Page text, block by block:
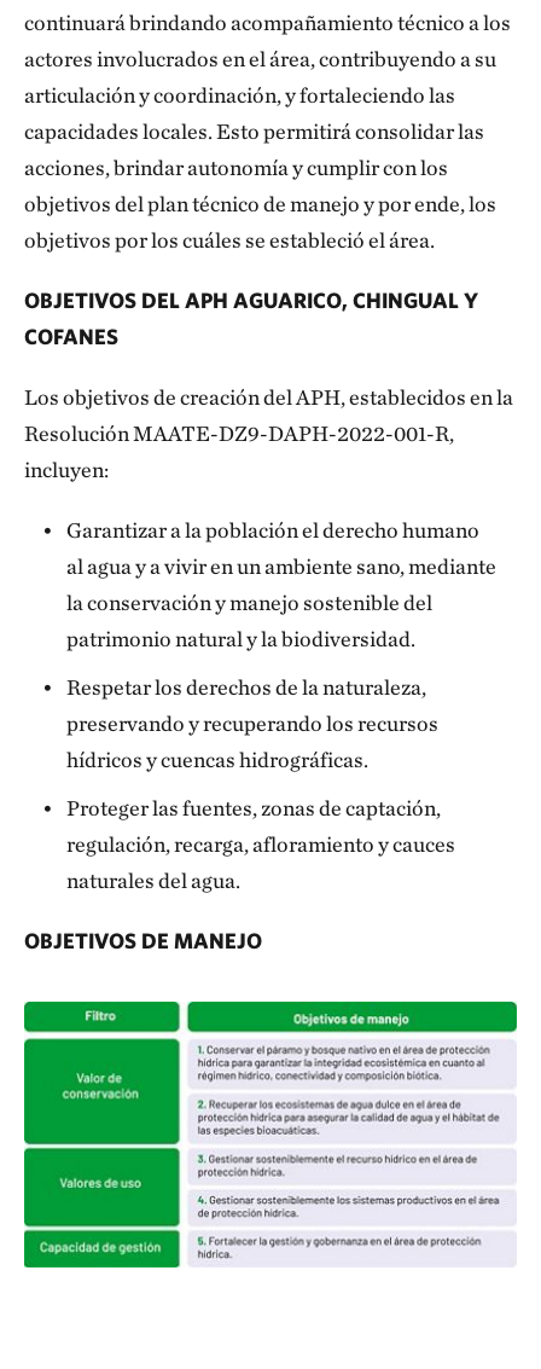
continuará brindando acompañamiento técnico a los
actores involucrados en el área, contribuyendo a su
articulación y coordinación, y fortaleciendo las
capacidades locales. Esto permitirá consolidar las
acciones, brindar autonomía y cumplir con los
objetivos del plan técnico de manejo y por ende, los
objetivos por los cuáles se estableció el área.
OBJETIVOS DEL APH AGUARICO, CHINGUAL Y
COFANES
Los objetivos de creación del APH, establecidos en la
Resolución MAATE-DZ9-DAPH-2022-001-R,
incluyen:
Garantizar a la población el derecho humano
al agua y a vivir en un ambiente sano, mediante
la conservación y manejo sostenible del
patrimonio natural y la biodiversidad.
Respetar los derechos de la naturaleza,
preservando y recuperando los recursos
hídricos y cuencas hidrográficas.
Proteger las fuentes, zonas de captación,
regulación, recarga, afloramiento y cauces
naturales del agua.
OBJETIVOS DE MANEJO